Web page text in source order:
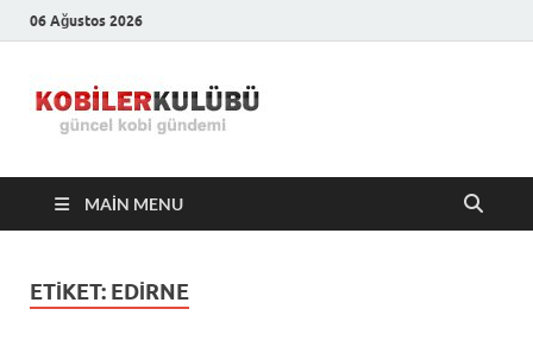
06 Ağustos 2026
Kulübü –
En Güncel
MAIN MENU
ETIKET: EDIRNE